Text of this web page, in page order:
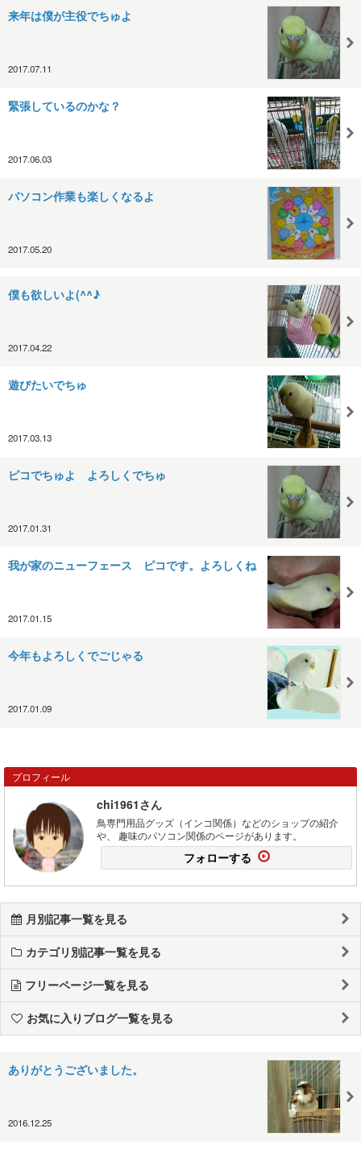
来年は僕が主役でちゅよ
2017.07.11
緊張しているのかな？
2017.06.03
パソコン作業も楽しくなるよ
2017.05.20
僕も欲しいよ(^^♪
2017.04.22
遊びたいでちゅ
2017.03.13
ピコでちゅよ よろしくでちゅ
2017.01.31
我が家のニューフェース ピコです。よろしくね
2017.01.15
今年もよろしくでごじゃる
2017.01.09
プロフィール
chi1961さん
鳥専門用品グッズ（インコ関係）などのショップの紹介
や、 趣味のパソコン関係のページがあります。
フォローする
月別記事一覧を見る
カテゴリ別記事一覧を見る
フリーページ一覧を見る
お気に入りブログ一覧を見る
ありがとうございました。
2016.12.25